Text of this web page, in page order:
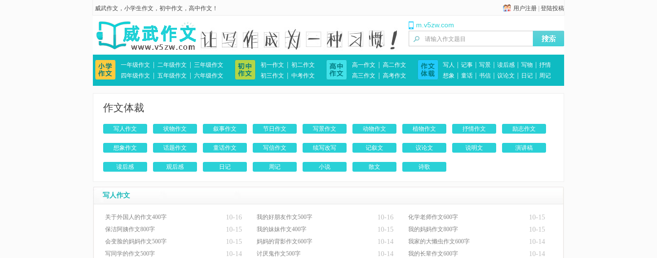
威武作文 ， 小学生作文 ， 初中作文 ， 高中作文 ！ 用户注册 登陆投稿
m.v5zw.com
一年级作文 二年级作文
三年级作文
四年级作文
五年级作文 六年级作文
初一作文
初二作文
初三作文
中考作文
高一作文
高二作文
高三作文
高考作文
写人 记事 写景 读后感 写物
抒情
想象
童话 书信 议论文 日记 周记
作文体裁
写人作文 状物作文 叙事作文 节日作文 写景作文 动物作文 植物作文 抒情作文 励志作文
想象作文 话题作文 童话作文 写信作文 续写改写 记叙文 议论文 说明文 演讲稿
读后感 观后感 日记 周记 小说 散文 诗歌
写人作文
关于外国人的作文400字 10-16 我的好朋友作文500字 10-16 化学老师作文600字 10-15
保洁阿姨作文800字 10-15 我的妹妹作文400字 10-15 我的妈妈作文800字 10-15
会变脸的妈妈作文500字 10-15 妈妈的背影作文600字 10-14 我家的大懒虫作文600字 10-14
写同学的作文500字 10-14 讨厌鬼作文500字 10-14 我的长辈作文600字 10-14